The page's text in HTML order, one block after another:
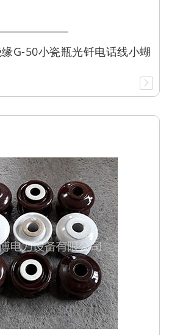
G-50小瓷瓶光钎电话线小蝴